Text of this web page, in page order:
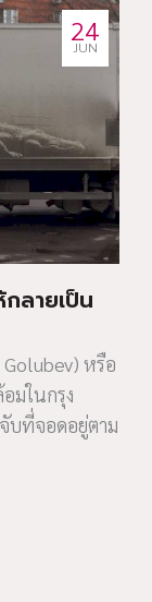
24
JUN
หรือ
มในกรุง
บที่จอดอยู่ตาม